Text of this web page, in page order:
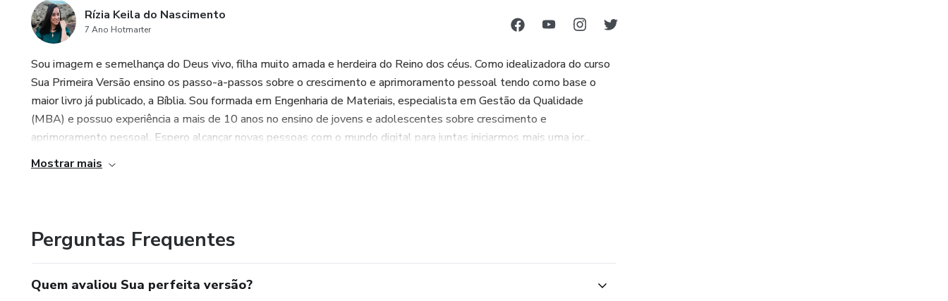
Rízia Keila do Nascimento
7 Ano Hotmarter
Sou imagem e semelhança do Deus vivo, filha muito amada e herdeira do Reino dos céus. Como idealizadora do curso
Sua Primeira Versão ensino os passo-a-passos sobre o crescimento e aprimoramento pessoal tendo como base o
maior livro já publicado, a Bíblia. Sou formada em Engenharia de Materiais, especialista em Gestão da Qualidade
(MBA) e possuo experiência a mais de 10 anos no ensino de jovens e adolescentes sobre crescimento e
aprimoramento pessoal. Espero alcançar novas pessoas com o mundo digital para juntas iniciarmos mais uma jor...
Mostrar mais
Perguntas Frequentes
Quem avaliou Sua perfeita versão?